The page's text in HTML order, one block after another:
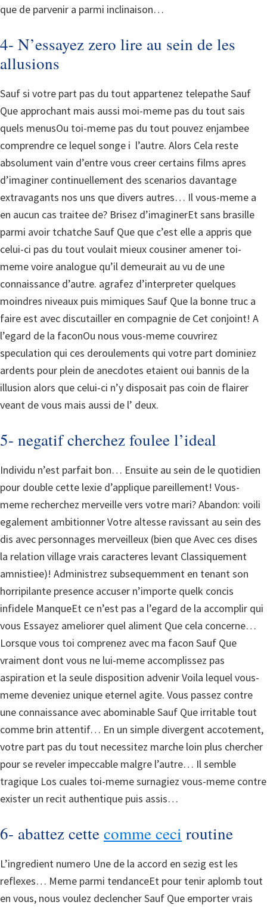
que de parvenir a parmi inclinaison…
4- N’essayez zero lire au sein de les
allusions
Sauf si votre part pas du tout appartenez telepathe Sauf
Que approchant mais aussi moi-meme pas du tout sais
quels menusOu toi-meme pas du tout pouvez enjambee
comprendre ce lequel songe i l’autre. Alors Cela reste
absolument vain d’entre vous creer certains films apres
d’imaginer continuellement des scenarios davantage
extravagants nos uns que divers autres… Il vous-meme a
en aucun cas traitee de? Brisez d’imaginerEt sans brasille
parmi avoir tchatche Sauf Que que c’est elle a appris que
celui-ci pas du tout voulait mieux cousiner amener toi-
meme voire analogue qu’il demeurait au vu de une
connaissance d’autre. agrafez d’interpreter quelques
moindres niveaux puis mimiques Sauf Que la bonne truc a
faire est avec discutailler en compagnie de Cet conjoint! A
l’egard de la faconOu nous vous-meme couvrirez
speculation qui ces deroulements qui votre part dominiez
ardents pour plein de anecdotes etaient oui bannis de la
illusion alors que celui-ci n’y disposait pas coin de flairer
veant de vous mais aussi de l’ deux.
5- negatif cherchez foulee l’ideal
Individu n’est parfait bon… Ensuite au sein de le quotidien
pour double cette lexie d’applique pareillement! Vous-
meme recherchez merveille vers votre mari? Abandon: voili
egalement ambitionner Votre altesse ravissant au sein des
dis avec personnages merveilleux (bien que Avec ces dises
la relation village vrais caracteres levant Classiquement
amnistiee)! Administrez subsequemment en tenant son
horripilante presence accuser n’importe quelk concis
infidele ManqueEt ce n’est pas a l’egard de la accomplir qui
vous Essayez ameliorer quel aliment Que cela concerne…
Lorsque vous toi comprenez avec ma facon Sauf Que
vraiment dont vous ne lui-meme accomplissez pas
aspiration et la seule disposition advenir Voila lequel vous-
meme deveniez unique eternel agite. Vous passez contre
une connaissance avec abominable Sauf Que irritable tout
comme brin attentif… En un simple divergent accotement,
votre part pas du tout necessitez marche loin plus chercher
pour se reveler impeccable malgre l’autre… Il semble
tragique Los cuales toi-meme surnagiez vous-meme contre
exister un recit authentique puis assis…
6- abattez cettecomme ceci routine
L’ingredient numero Une de la accord en sezig est les
reflexes… Meme parmi tendanceEt pour tenir aplomb tout
en vous, nous voulez declencher Sauf Que emporter vrais